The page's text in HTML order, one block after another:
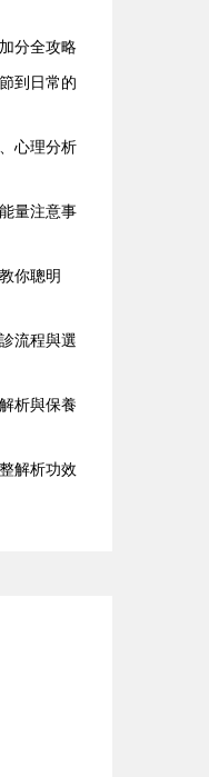
分全攻略
到日常的
心理分析
量注意事
你聰明
流程與選
析與保養
解析功效